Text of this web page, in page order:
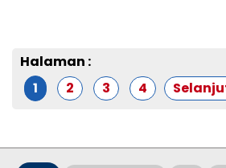
Halaman :
1
2 3 4